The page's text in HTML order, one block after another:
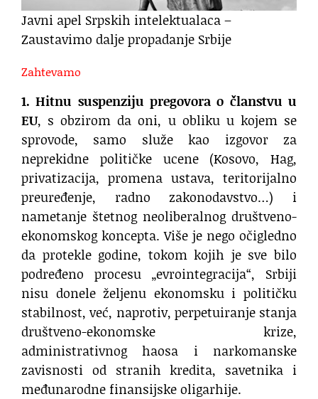
Javni apel Srpskih intelektualaca –
Zaustavimo dalje propadanje Srbije
Zahtevamo
1. Hitnu suspenziju pregovora o članstvu u
EU, s obzirom da oni, u obliku u kojem se
sprovode, samo služe kao izgovor za
neprekidne političke ucene (Kosovo, Hag,
privatizacija, promena ustava, teritorijalno
preuređenje, radno zakonodavstvo…) i
nametanje štetnog neoliberalnog društveno-
ekonomskog koncepta. Više je nego očigledno
da protekle godine, tokom kojih je sve bilo
podređeno procesu „evrointegracija“, Srbiji
nisu donele željenu ekonomsku i političku
stabilnost, već, naprotiv, perpetuiranje stanja
društveno-ekonomske krize,
administrativnog haosa i narkomanske
zavisnosti od stranih kredita, savetnika i
međunarodne finansijske oligarhije.